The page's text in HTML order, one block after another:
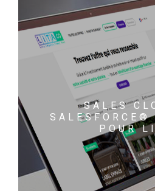
SALES
SALESFORCE®
POUR